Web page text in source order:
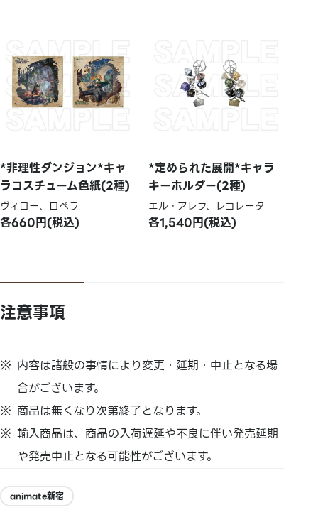
*非理性ダンジョン*キャ
ラコスチューム色紙(2種)
ヴィロー、ロペラ
各660円(税込)
*定められた展開*キャラ
キーホルダー(2種)
エル・アレフ、レコレータ
各1,540円(税込)
注意事項
内容は諸般の事情により変更・延期・中止となる場
合がございます。
商品は無くなり次第終了となります。
輸入商品は、商品の入荷遅延や不良に伴い発売延期
や発売中止となる可能性がございます。
animate新宿